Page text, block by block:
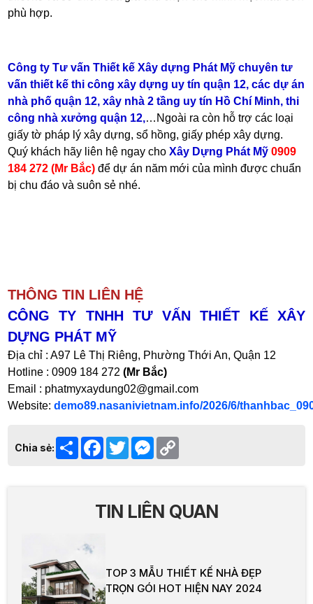
phù hợp.
Công ty Tư vấn Thiết kế Xây dựng Phát Mỹ chuyên tư
vấn thiết kế thi côngxây dựng uy tín quận 12,các dự án
nhà phố quận 12,xây nhà 2 tầng uy tín Hồ Chí Min h,thi
công nhà xưởng quận 12,…Ngoài ra còn hỗ trợ các loại
giấy tờ pháp lý xây dựng, sổ hồng, giấy phép xây dựng.
Quý khách hãy liên hệ ngay choXây Dựng Phát Mỹ 0909
184 272 (Mr Bắc) đểdự án năm mới của mình được chuẩn
bị chu đáo và suôn sẻ nhé.
THÔNG TIN LIÊN HỆ
CÔNG TY TNHH TƯ VẤN THIẾT KẾ XÂY
DỰNG PHÁT MỸ
Địa chỉ : A97 Lê Thị Riêng, Phường Thới An, Quận 12
Hotline : 0909 184 272 (Mr Bắc)
Email : phatmyxaydung02@gmail.com
Website:demo89.nasanivietnam.info/2026/6/
Chia sẻ: Share Facebook
TwitterMessenger
TIN LIÊN QUAN
TOP 3 MẪU THIẾT KẾ NHÀ ĐẸP
TRỌN GÓI HOT HIỆN NAY 2024